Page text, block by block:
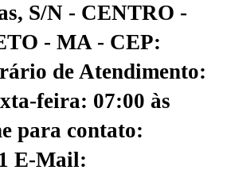
S/N - CENTRO -
- MA - CEP:
de Atendimento:
feira: 07:00 às
para contato:
E-Mail: